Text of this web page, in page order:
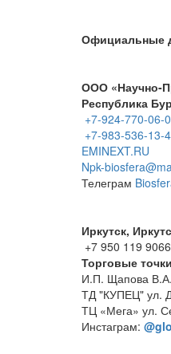
Официальные
ООО «Научно-
Республика
+7-924-770-06-
+7-983-536-13-
EMINEXT.RU
Npk-
Телеграм
Иркутск,
+7 950 119 9066
Торговые
И.П. Щапова В.А.
ТД "КУПЕЦ" ул.
ТЦ «Мега» ул.
Инстаграм: